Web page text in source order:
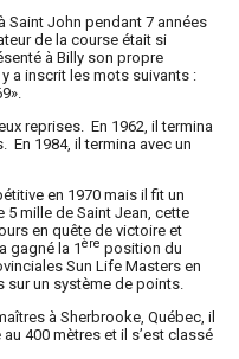
Saint John pendant 7 années
de la course était si
à Billy son propre
a inscrit les mots suivants :
reprises. En 1962, il termina
En 1984, il termina avec un
en 1970 mais il fit un
5 mille de Saint Jean, cette
en quête de victoire et
gagné la 1ère position du
Sun Life Masters en
sur un système de points.
à Sherbrooke, Québec, il
400 mètres et il s’est classé